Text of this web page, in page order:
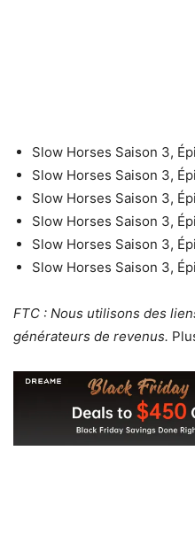
Slow Horses Saison 3,
Slow Horses Saison 3,
Slow Horses Saison 3,
Slow Horses Saison 3,
Slow Horses Saison 3,
Slow Horses Saison 3,
FTC : Nous utilisons des
générateurs de revenus.